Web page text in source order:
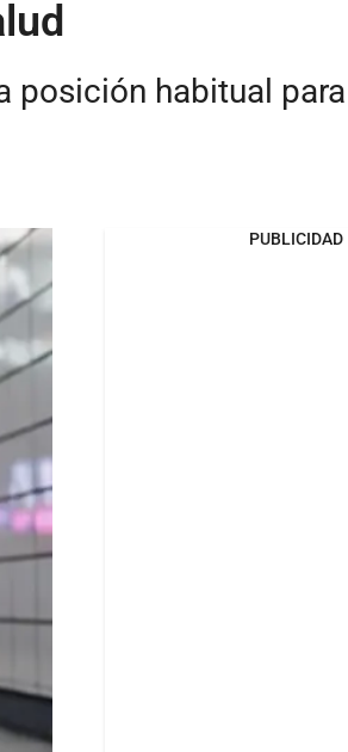
posición habitual para
PUBLICIDAD